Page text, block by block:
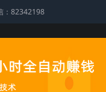
：82342198